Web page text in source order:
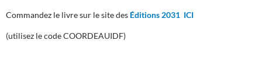
Commandez le livre sur le site des Éditions 2031 ICI
(utilisez le code COORDEAUIDF)